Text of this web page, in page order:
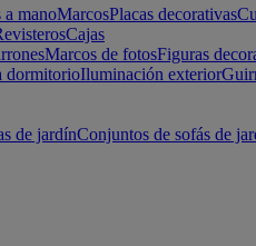
a manoMarcosPlacas decorativas
Cajas
Marcos de fotosFiguras
dormitorioIluminación exterior
de jardínConjuntos de sofás de